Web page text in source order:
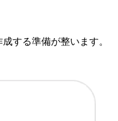
する準備が整います。